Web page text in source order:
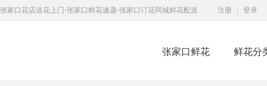
张家口花店送花上门-张家口鲜花速递-张家口订花同城鲜花配送 注册 登录
张家口鲜花 鲜花分